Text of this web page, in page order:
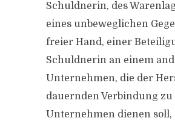
Schuldnerin, des
eines unbeweglichen
freier Hand, einer
Schuldnerin an einem
Unternehmen, die der
dauernden Verbindung zu
Unternehmen dienen soll,